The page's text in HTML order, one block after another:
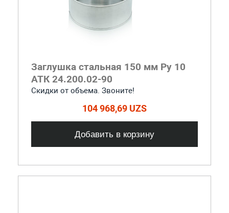
Заглушка стальная 150 мм Ру 10
АТК 24.200.02-90
Скидки от объема. Звоните!
104 968,69 UZS
Добавить в корзину